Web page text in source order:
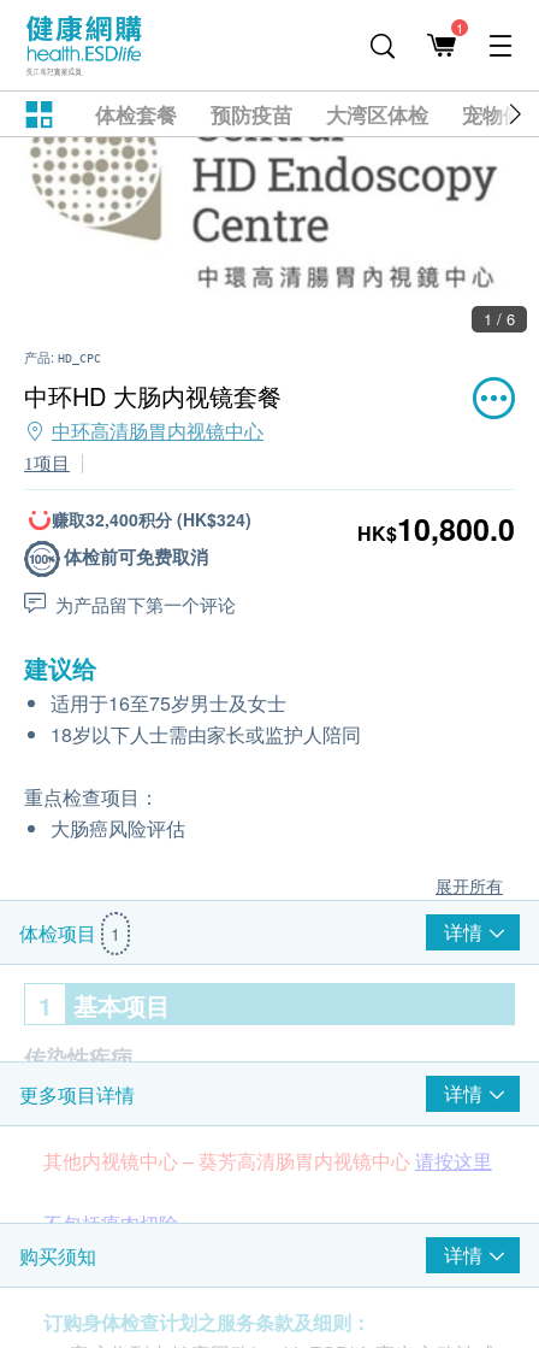
1
体检套餐 预防疫苗 大湾区体检 宠物健
1 / 6
产品: HD_CPC
中环HD 大肠内视镜套餐
中环高清肠胃内视镜中心
1项目
赚取32,400积分 (HK$324)
体检前可免费取消
为产品留下第一个评论
HK$10,800.0
建议给
适用于16至75岁男士及女士
18岁以下人士需由家长或监护人陪同
重点检查项目：
大肠癌风险评估
展开所有
体检项目 1 详情
1 基本项目
传染性疾病
大肠内视镜检查
更多项目详情 详情
其他内视镜中心 – 葵芳高清肠胃内视镜中心请按这里
不包括瘜肉切除
中环高清肠胃内视镜中心以崭新科技为您提供一站式
内视镜服务。本中心选用的内视镜检查均是微创日间
购买须知 详情
订购身体检查计划之服务条款及细则：